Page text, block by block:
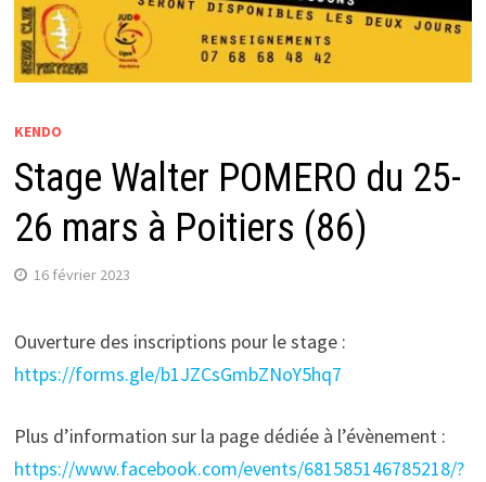
KENDO
Stage Walter POMERO du 25-
26 mars à Poitiers (86)
16 février 2023
Ouverture des inscriptions pour le stage :
https://forms.gle/b1JZCsGmbZNoY5hq7
Plus d’information sur la page dédiée à l’évènement :
https://www.facebook.com/events/681585146785218/?